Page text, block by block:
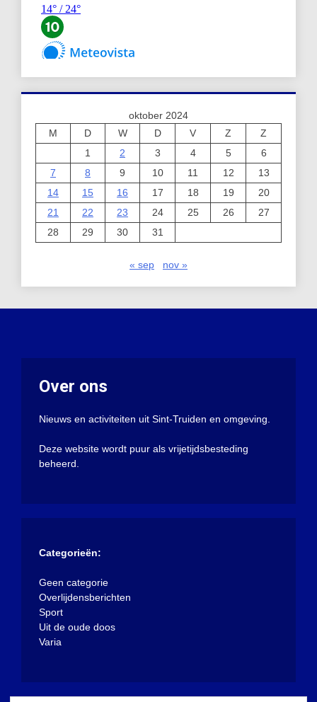
oktober 2024
M
D W D V Z
Z
1
2 3 4 5
6
7
8 9 10 11 12
13
14
15 16 17 18 19
20
21
22 23 24 25 26
27
28
29 30 31
« sep nov »
Over ons
Nieuws en activiteiten uit Sint-Truiden en omgeving.
Deze website wordt puur als vrijetijdsbesteding
beheerd.
Categorieën:
Geen categorie
Overlijdensberichten
Sport
Uit de oude doos
Varia